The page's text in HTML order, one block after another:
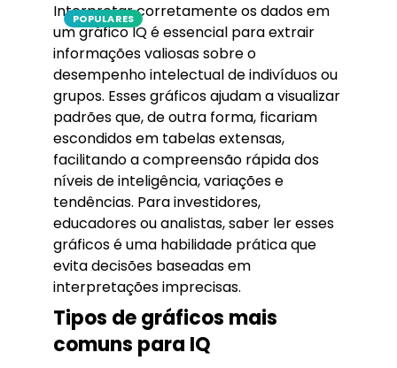
POPULARES
Interpretar corretamente os dados em
um gráfico IQ é essencial para extrair
informações valiosas sobre o
desempenho intelectual de indivíduos ou
grupos. Esses gráficos ajudam a visualizar
padrões que, de outra forma, ficariam
escondidos em tabelas extensas,
facilitando a compreensão rápida dos
níveis de inteligência, variações e
tendências. Para investidores,
educadores ou analistas, saber ler esses
gráficos é uma habilidade prática que
evita decisões baseadas em
interpretações imprecisas.
Tipos de gráficos mais
comuns para IQ